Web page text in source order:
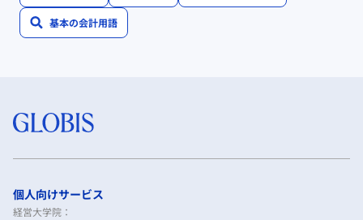
基本の会計用語
個人向けサービス
経営大学院：